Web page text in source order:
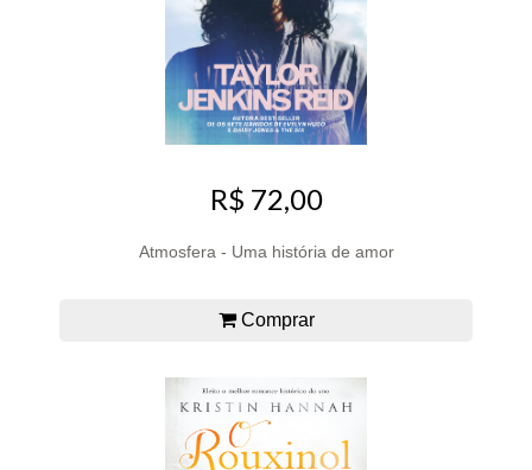
R$ 72,00
Atmosfera - Uma história de amor
Comprar